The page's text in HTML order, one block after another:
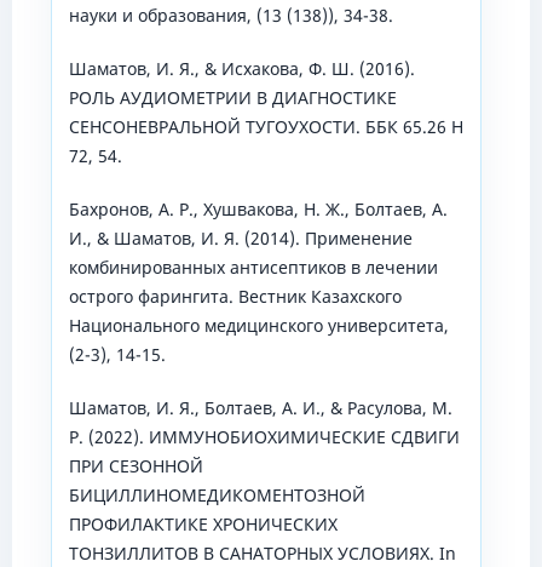
науки и образования, (13 (138)), 34-38.
Шаматов, И. Я., & Исхакова, Ф. Ш. (2016).
РОЛЬ АУДИОМЕТРИИ В ДИАГНОСТИКЕ
СЕНСОНЕВРАЛЬНОЙ ТУГОУХОСТИ. ББК 65.26 Н
72, 54.
Бахронов, А. Р., Хушвакова, Н. Ж., Болтаев, А.
И., & Шаматов, И. Я. (2014). Применение
комбинированных антисептиков в лечении
острого фарингита. Вестник Казахского
Национального медицинского университета,
(2-3), 14-15.
Шаматов, И. Я., Болтаев, А. И., & Расулова, М.
Р. (2022). ИММУНОБИОХИМИЧЕСКИЕ СДВИГИ
ПРИ СЕЗОННОЙ
БИЦИЛЛИНОМЕДИКОМЕНТОЗНОЙ
ПРОФИЛАКТИКЕ ХРОНИЧЕСКИХ
ТОНЗИЛЛИТОВ В САНАТОРНЫХ УСЛОВИЯХ. In